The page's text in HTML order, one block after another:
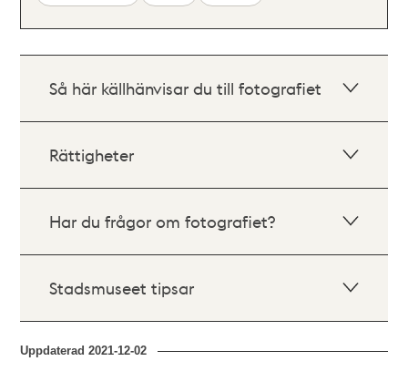
Så här källhänvisar du till fotografiet
Rättigheter
Har du frågor om fotografiet?
Stadsmuseet tipsar
Uppdaterad2021-12-02